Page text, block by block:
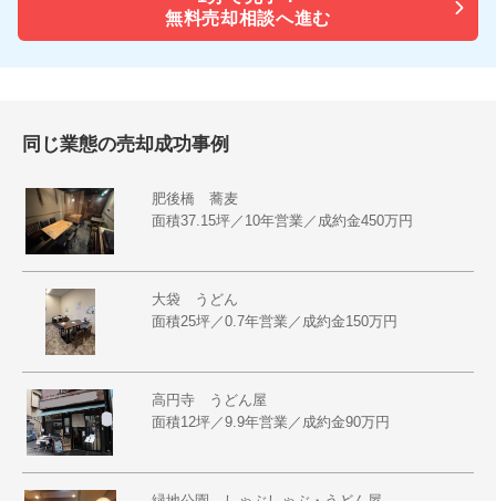
無料売却相談へ進む
同じ業態の売却成功事例
肥後橋 蕎麦
面積37.15坪／10年営業／成約金450万円
大袋 うどん
面積25坪／0.7年営業／成約金150万円
高円寺 うどん屋
面積12坪／9.9年営業／成約金90万円